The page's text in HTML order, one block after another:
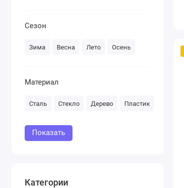
Сезон
Зима Весна Лето Осень
Материал
Сталь Стекло Дерево Пластик
Показать
Категории